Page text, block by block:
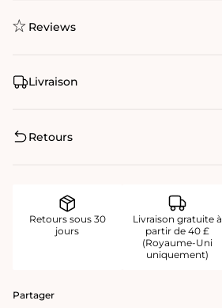
Reviews
Livraison
Retours
Retours sous 30
jours
Livraison gratuite à
partir de 40 £
(Royaume-Uni
uniquement)
Partager